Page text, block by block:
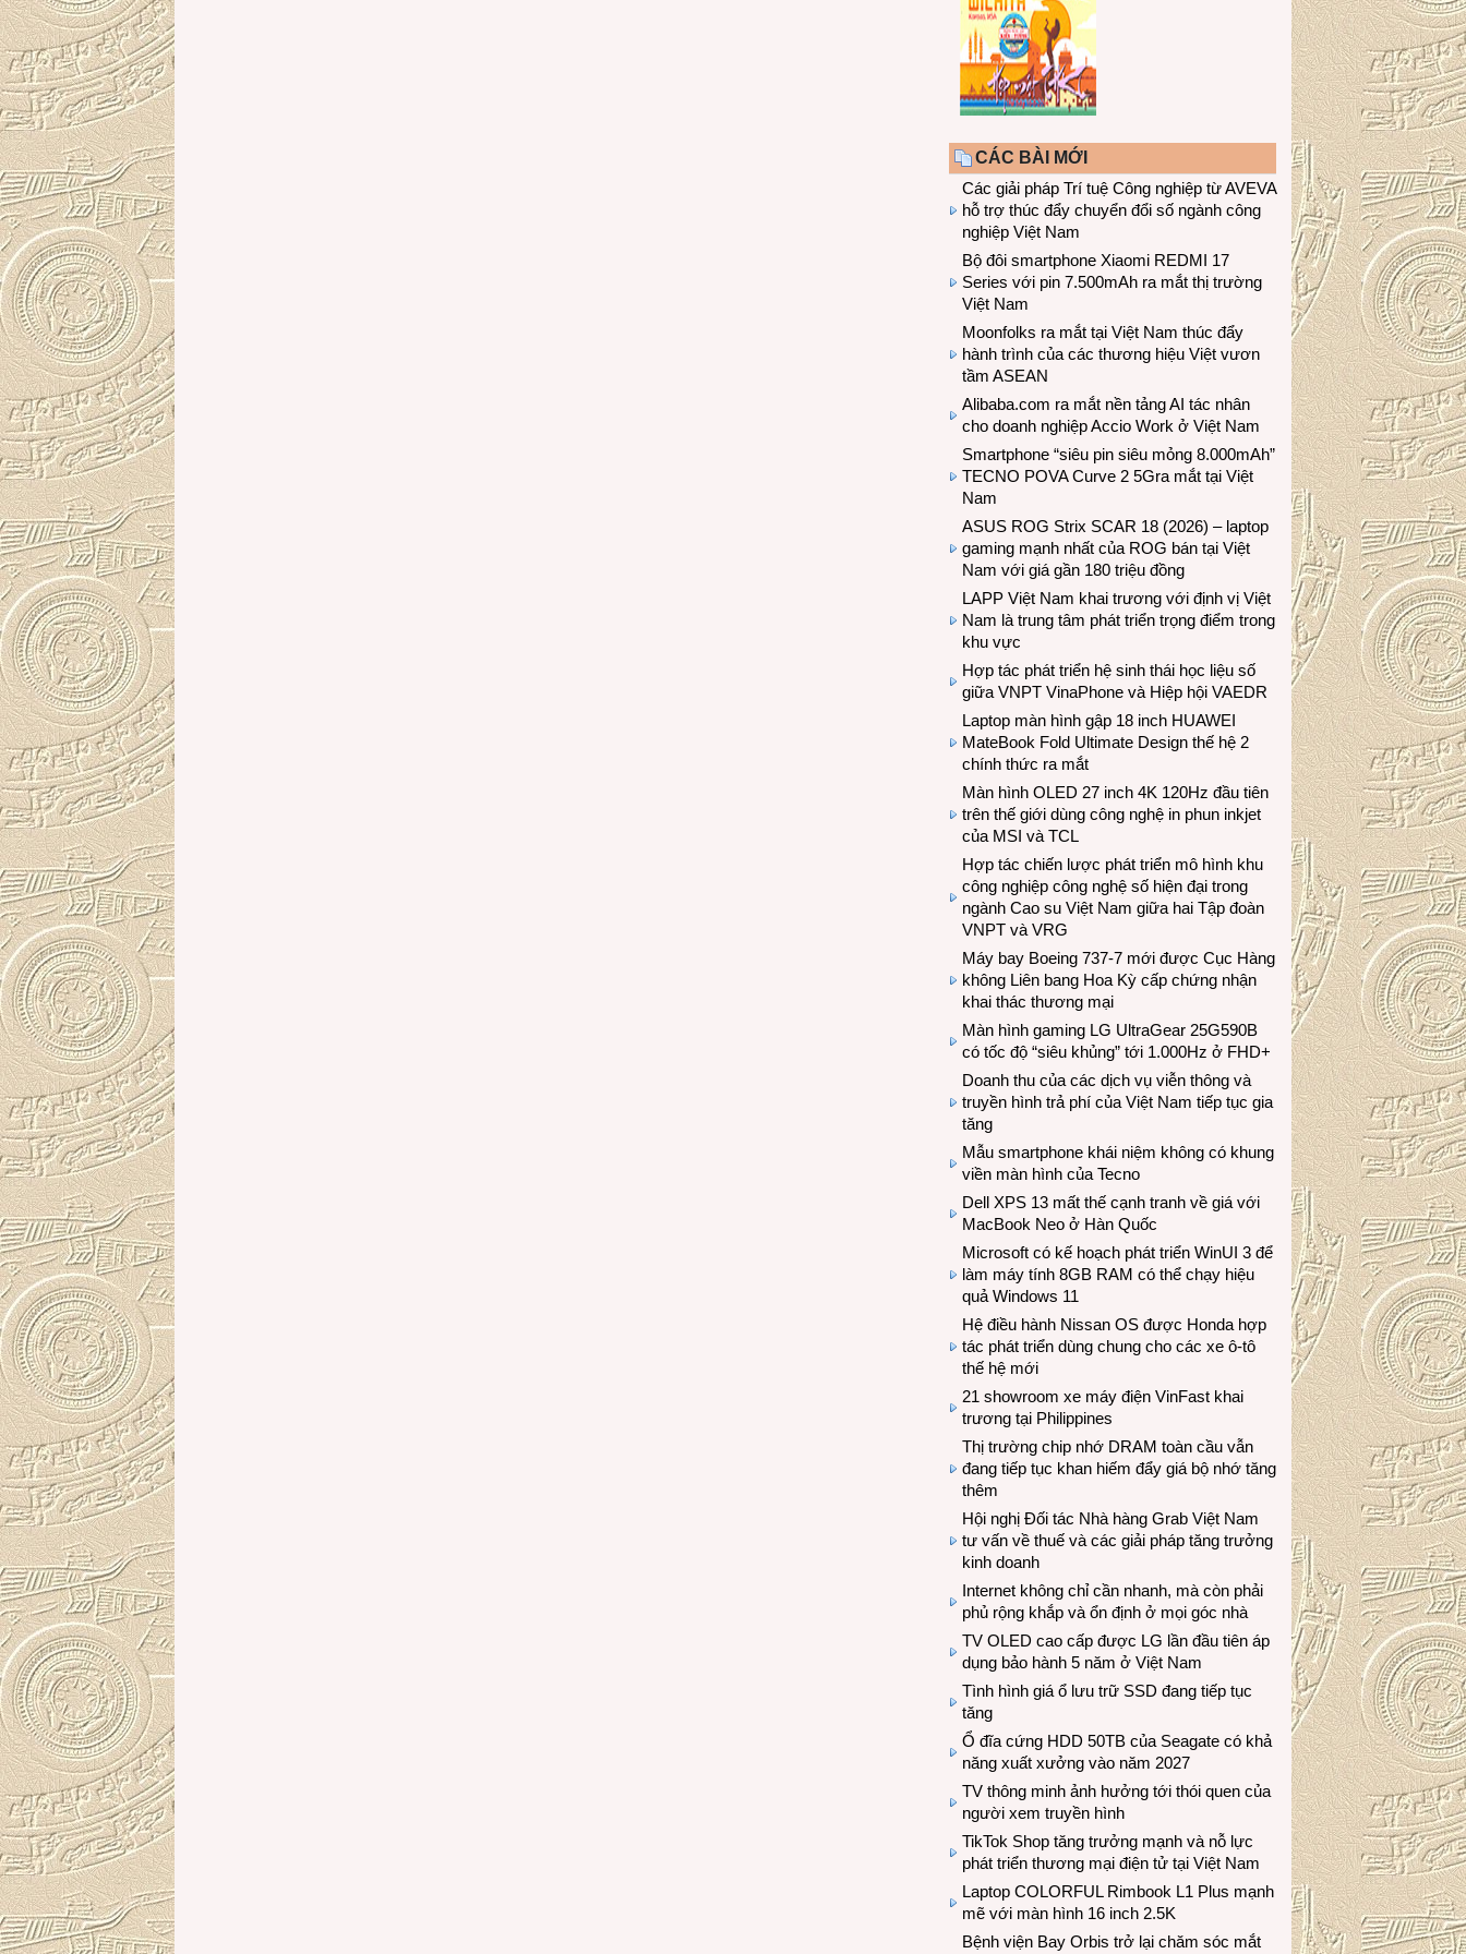
CÁC BÀI MỚI
Các giải pháp Trí tuệ Công nghiệp từ AVEVA
hỗ trợ thúc đẩy chuyển đổi số ngành công
nghiệp Việt Nam
Bộ đôi smartphone Xiaomi REDMI 17
Series với pin 7.500mAh ra mắt thị trường
Việt Nam
Moonfolks ra mắt tại Việt Nam thúc đẩy
hành trình của các thương hiệu Việt vươn
tầm ASEAN
Alibaba.com ra mắt nền tảng AI tác nhân
cho doanh nghiệp Accio Work ở Việt Nam
Smartphone “siêu pin siêu mỏng 8.000mAh”
TECNO POVA Curve 2 5Gra mắt tại Việt
Nam
ASUS ROG Strix SCAR 18 (2026) – laptop
gaming mạnh nhất của ROG bán tại Việt
Nam với giá gần 180 triệu đồng
LAPP Việt Nam khai trương với định vị Việt
Nam là trung tâm phát triển trọng điểm trong
khu vực
Hợp tác phát triển hệ sinh thái học liệu số
giữa VNPT VinaPhone và Hiệp hội VAEDR
Laptop màn hình gập 18 inch HUAWEI
MateBook Fold Ultimate Design thế hệ 2
chính thức ra mắt
Màn hình OLED 27 inch 4K 120Hz đầu tiên
trên thế giới dùng công nghệ in phun inkjet
của MSI và TCL
Hợp tác chiến lược phát triển mô hình khu
công nghiệp công nghệ số hiện đại trong
ngành Cao su Việt Nam giữa hai Tập đoàn
VNPT và VRG
Máy bay Boeing 737-7 mới được Cục Hàng
không Liên bang Hoa Kỳ cấp chứng nhận
khai thác thương mại
Màn hình gaming LG UltraGear 25G590B
có tốc độ “siêu khủng” tới 1.000Hz ở FHD+
Doanh thu của các dịch vụ viễn thông và
truyền hình trả phí của Việt Nam tiếp tục gia
tăng
Mẫu smartphone khái niệm không có khung
viền màn hình của Tecno
Dell XPS 13 mất thế cạnh tranh về giá với
MacBook Neo ở Hàn Quốc
Microsoft có kế hoạch phát triển WinUI 3 để
làm máy tính 8GB RAM có thể chạy hiệu
quả Windows 11
Hệ điều hành Nissan OS được Honda hợp
tác phát triển dùng chung cho các xe ô-tô
thế hệ mới
21 showroom xe máy điện VinFast khai
trương tại Philippines
Thị trường chip nhớ DRAM toàn cầu vẫn
đang tiếp tục khan hiếm đẩy giá bộ nhớ tăng
thêm
Hội nghị Đối tác Nhà hàng Grab Việt Nam
tư vấn về thuế và các giải pháp tăng trưởng
kinh doanh
Internet không chỉ cần nhanh, mà còn phải
phủ rộng khắp và ổn định ở mọi góc nhà
TV OLED cao cấp được LG lần đầu tiên áp
dụng bảo hành 5 năm ở Việt Nam
Tình hình giá ổ lưu trữ SSD đang tiếp tục
tăng
Ổ đĩa cứng HDD 50TB của Seagate có khả
năng xuất xưởng vào năm 2027
TV thông minh ảnh hưởng tới thói quen của
người xem truyền hình
TikTok Shop tăng trưởng mạnh và nỗ lực
phát triển thương mại điện tử tại Việt Nam
Laptop COLORFUL Rimbook L1 Plus mạnh
mẽ với màn hình 16 inch 2.5K
Bệnh viện Bay Orbis trở lại chăm sóc mắt